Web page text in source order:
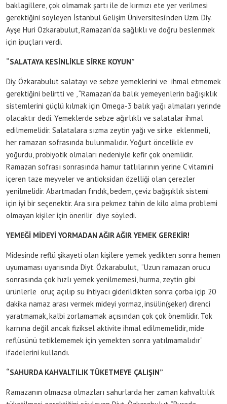
baklagillere, çok olmamak şartı ile de kırmızı ete yer verilmesi
gerektiğini söyleyen İstanbul Gelişim Üniversitesi’nden Uzm. Diy.
Ayşe Huri Özkarabulut, Ramazan’da sağlıklı ve doğru beslenmek
için ipuçları verdi.
“SALATAYA KESİNLİKLE SİRKE KOYUN”
Diy. Özkarabulut salatayı ve sebze yemeklerini ve ihmal etmemek
gerektiğini belirtti ve , “Ramazan’da balık yemeyenlerin bağışıklık
sistemlerini güçlü kılmak için Omega-3 balık yağı almaları yerinde
olacaktır dedi. Yemeklerde sebze ağırlıklı ve salatalar ihmal
edilmemelidir. Salatalara sızma zeytin yağı ve sirke eklenmeli,
her ramazan sofrasında bulunmalıdır. Yoğurt öncelikle ev
yoğurdu, probiyotik olmaları nedeniyle kefir çok önemlidir.
Ramazan sofrası sonrasında hamur tatlılarının yerine C vitamini
içeren taze meyveler ve antioksidan özelliği olan çerezler
yenilmelidir. Abartmadan fındık, bedem, çeviz bağışıklık sistemi
için iyi bir seçenektir. Ara sıra pekmez tahin de kilo alma problemi
olmayan kişiler için önerilir” diye söyledi.
YEMEĞİ MİDEYİ YORMADAN AĞIR AĞIR YEMEK GEREKİR!
Midesinde reflü şikayeti olan kişilere yemek yedikten sonra hemen
uyumaması uyarısında Diyt. Özkarabulut, “Uzun ramazan orucu
sonrasında çok hızlı yemek yenilmemesi, hurma, zeytin gibi
ürünlerle oruç açılıp su ihtiyacı giderildikten sonra çorba içip 20
dakika namaz arası vermek mideyi yormaz, insülin(şeker) direnci
yaratmamak, kalbi zorlamamak açısından çok çok önemlidir. Tok
karnına değil ancak fiziksel aktivite ihmal edilmemelidir, mide
reflüsünü tetiklememek için yemekten sonra yatılmamalıdır”
ifadelerini kullandı.
“SAHURDA KAHVALTILIK TÜKETMEYE ÇALIŞIN”
Ramazanın olmazsa olmazları sahurlarda her zaman kahvaltılık